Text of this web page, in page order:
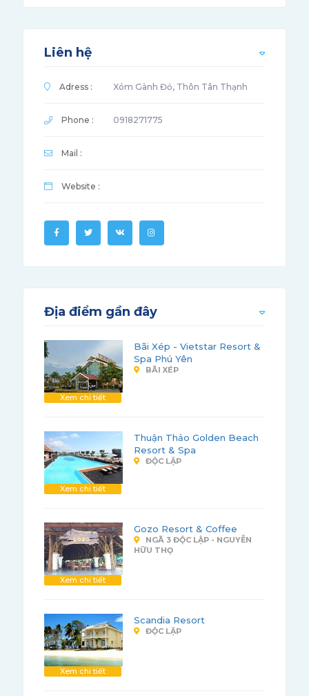
Liên hệ
Adress : Xóm Gành Đỏ, Thôn Tân Thạnh
Phone : 0918271775
Mail :
Website :
Địa điểm gần đây
Xem chi tiết
Bãi Xép - Vietstar Resort &
Spa Phú Yên
BÃI XÉP
Xem chi tiết
Thuận Thảo Golden Beach
Resort & Spa
ĐỘC LẬP
Xem chi tiết
Gozo Resort & Coffee
NGÃ 3 ĐỘC LẬP - NGUYỄN
HỮU THỌ
Xem chi tiết
Scandia Resort
ĐỘC LẬP